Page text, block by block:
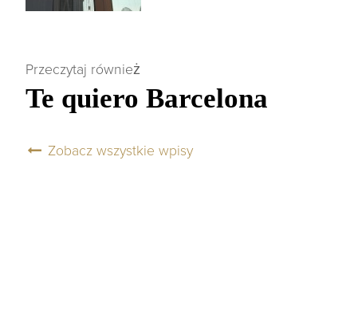
Przeczytaj również
Te quiero Barcelona
Zobacz wszystkie wpisy